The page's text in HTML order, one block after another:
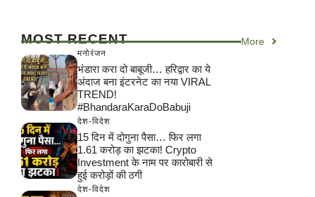
MOST RECENT More
मनोरंजन
भंडारा करा दो बाबूजी… हरिद्वार का ये
अंदाज बना इंटरनेट का नया VIRAL
TREND!
#BhandaraKaraDoBabuji
देश-विदेश
15 दिन में दोगुना पैसा… फिर लगा
1.61 करोड़ का झटका! Crypto
Investment के नाम पर कारोबारी से
हुई करोड़ों की ठगी
देश-विदेश